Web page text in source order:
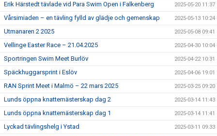
Erik Härstedt tävlade vid Para Swim Open i Falkenberg 2025-05-20 11:37
Vårsimiaden – en tävling fylld av glädje och gemenskap 2025-05-13 10:24
Utmanaren 2 2025 2025-05-08 09:41
Vellinge Easter Race – 21.04.2025 2025-04-30 10:04
Sportringen Swim Meet Burlöv 2025-04-22 10:31
Späckhuggarsprint i Eslöv 2025-04-06 19:01
RAN Sprint Meet i Malmö – 22 mars 2025 2025-03-25 09:20
Lunds öppna knattemästerskap dag 2 2025-03-14 11:43
Lunds öppna knattemästerskap dag 1 2025-03-14 11:41
Lyckad tävlingshelg i Ystad 2025-03-11 09:33